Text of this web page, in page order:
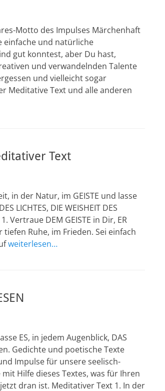
Motto des Impulses Märchenhaft
einfache und natürliche
gut konntest, aber Du hast,
und verwandelnden Talente
und vielleicht sogar
Meditative Text und alle anderen
Text
in der Natur, im GEISTE und lasse
LICHTES, DIE WEISHEIT DES
1. Vertraue DEM GEISTE in Dir, ER
Ruhe, im Frieden. Sei einfach
weiterlesen…
ES, in jedem Augenblick, DAS
Gedichte und poetische Texte
Impulse für unsere seelisch-
Hilfe dieses Textes, was für Ihren
dran ist. Meditativer Text 1. In der